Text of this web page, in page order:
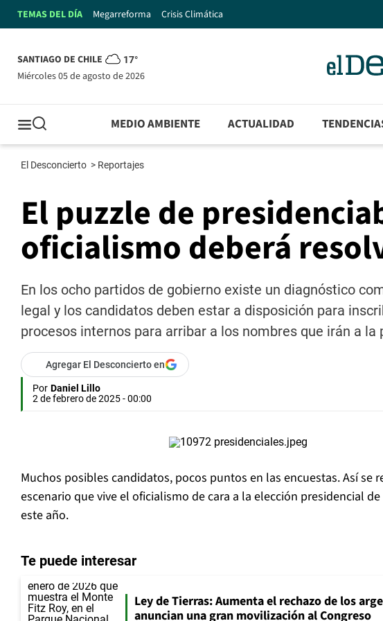
TEMAS DEL DÍA Megarreforma Crisis Climática
SANTIAGO DE CHILE 17°
miércoles 05 de agosto de 2026
MEDIO AMBIENTE ACTUALIDAD
El Desconcierto > Reportajes
El puzzle de
oficialismo deberá
En los ocho partidos de gobierno existe un diagnóstico
legal y los candidatos deben estar a disposición para
procesos internos para arribar a los nombres que irán a la
Agregar El Desconcierto en
Por Daniel Lillo
2 de febrero de 2025 - 00:00
Muchos posibles candidatos, pocos puntos en las encuestas. Así se
escenario que vive el oficialismo de cara a la elección presidencial
este año.
Te puede interesar
Ley de Tierras: Aumenta el rechazo de los
anuncian una gran movilización al Congreso